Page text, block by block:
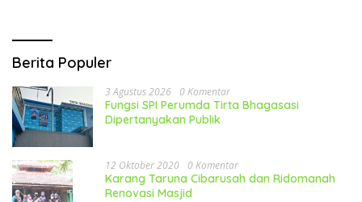
Berita Populer
3 Agustus 2026 0 Komentar
Fungsi SPI Perumda Tirta Bhagasasi
Dipertanyakan Publik
12 Oktober 2020 0 Komentar
Karang Taruna Cibarusah dan Ridomanah
Renovasi Masjid